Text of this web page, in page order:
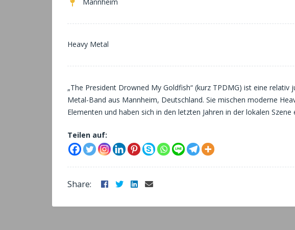
Heavy Metal
„The President Drowned My Goldfish“ (kurz TPDMG) ist eine relativ
Metal-Band aus Mannheim, Deutschland. Sie mischen moderne
Elementen und haben sich in den letzten Jahren in der lokalen Szene
Teilen auf:
Share: Facebook
TwitterLinkedIn
Email